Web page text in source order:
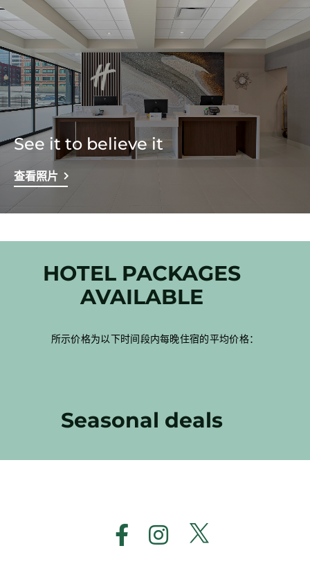
See it to believe it
查看照片
HOTEL PACKAGES
AVAILABLE
所示价格为以下时间段内每晚住宿的平均价格：
Seasonal deals